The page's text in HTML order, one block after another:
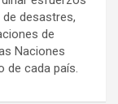
desastres,
de
Naciones
de cada país.